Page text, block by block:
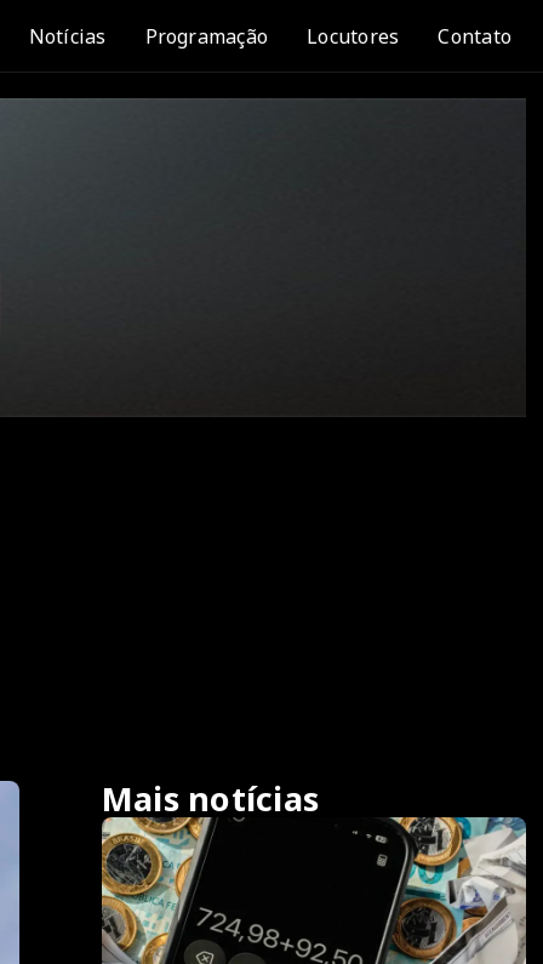
Notícias Programação Locutores Contato
Mais notícias